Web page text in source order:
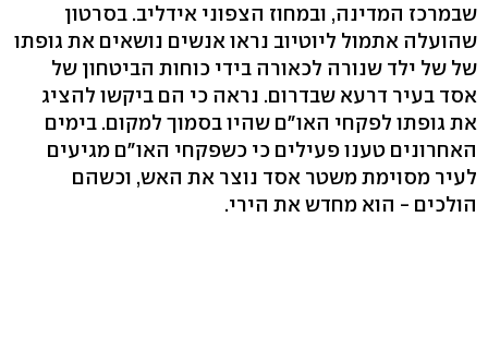
שבמרכז המדינה, ובמחוז הצפוני אידליב. בסרטון
שהועלה אתמול ליוטיוב נראו אנשים נושאים את גופתו
של של ילד שנורה לכאורה בידי כוחות הביטחון של
אסד בעיר דרעא שבדרום. נראה כי הם ביקשו להציג
את גופתו לפקחי האו"ם שהיו בסמוך למקום. בימים
האחרונים טענו פעילים כי כשפקחי האו"ם מגיעים
לעיר מסוימת משטר אסד נוצר את האש, וכשהם
הולכים - הוא מחדש את הירי.